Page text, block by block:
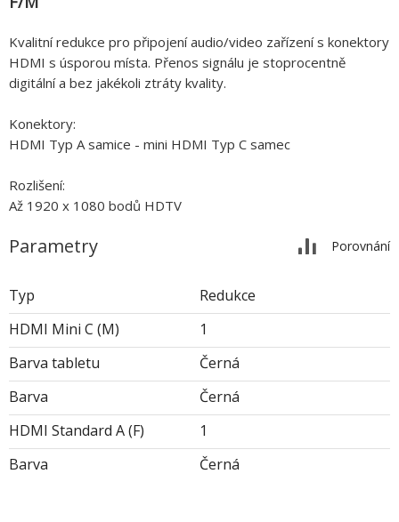
Kvalitní redukce pro připojení audio/video zařízení s konektory
HDMI s úsporou místa. Přenos signálu je stoprocentně
digitální a bez jakékoli ztráty kvality.
Konektory:
HDMI Typ A samice - mini HDMI Typ C samec
Rozlišení:
Až 1920 x 1080 bodů HDTV
Parametry Porovnání
Typ
Redukce
HDMI Mini C (M)
1
Barva tabletu
Černá
Barva
Černá
HDMI Standard A (F)
1
Barva
Černá